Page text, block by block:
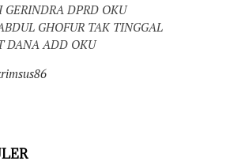
GERINDRA DPRD OKU
GHOFUR TAK TINGGAL
DANA ADD OKU